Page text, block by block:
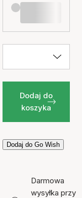
Dodaj do
koszyka
Dodaj do Go Wish
Darmowa
wysyłka przy